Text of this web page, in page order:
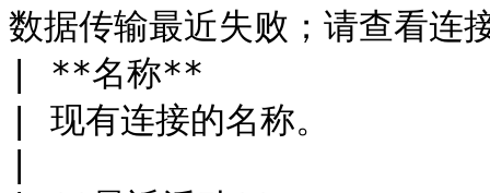
数据传输最近失败；请查看
| **名称**
| 现有连接的名称。